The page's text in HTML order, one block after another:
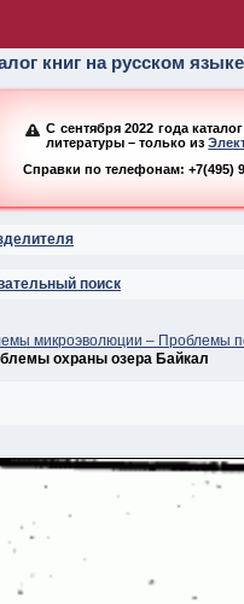
книг на русском языке
С сентября 2022 года
литературы – только из
Справки по телефонам: +7(495)
поиск
микроэволюции – Проблемы
охраны озера Байкал